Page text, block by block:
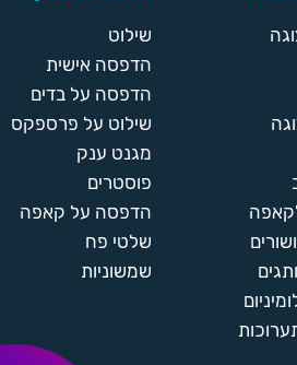
שילוט
הדפסה אישית
הדפסה על בדים
שילוט על פרספקס
מגנט ענק
פוסטרים
הדפסה על קאפה
שלטי פח
שמשוניות